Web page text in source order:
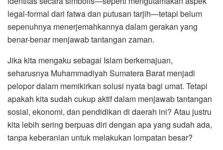
legal-formal dari fatwa dan putusan tarjih—tetapi belum
sepenuhnya menerjemahkannya dalam gerakan yang
benar-benar menjawab tantangan zaman.
Jika kita mengaku sebagai Islam berkemajuan,
seharusnya Muhammadiyah Sumatera Barat menjadi
pelopor dalam memikirkan solusi nyata bagi umat. Tetapi
apakah kita sudah cukup aktif dalam menjawab tantangan
sosial, ekonomi, dan pendidikan di daerah ini? Atau justru
kita lebih sering berpuas diri dengan apa yang sudah ada,
tanpa keberanian untuk melakukan lompatan besar?